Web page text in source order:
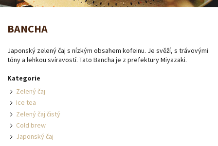
BANCHA
Japonský zelený čaj s nízkým obsahem kofeinu. Je svěží, s trávovými
tóny a lehkou svíravostí. Tato Bancha je z prefektury Miyazaki.
Kategorie
Zelený čaj
Ice tea
Zelený čaj čistý
Cold brew
Japonský čaj